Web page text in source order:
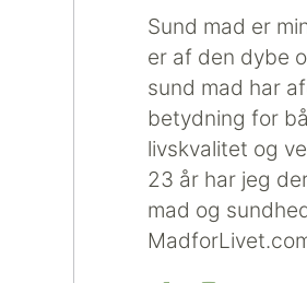
Sund mad er
er af den dybe
sund mad har
betydning for
livskvalitet og
23 år har jeg
mad og